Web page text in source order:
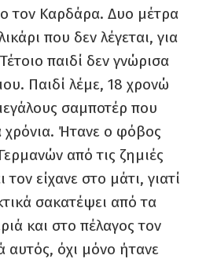
τον Καρδάρα. Δυο μέτρα
που δεν λέγεται, για
παιδί δεν γνώρισα
Παιδί λέμε, 18 χρονώ
σαμποτέρ που
χρόνια. Ήτανε ο φόβος
από τις ζημιές
είχανε στο μάτι, γιατί
σακατέψει από τα
και στο πέλαγος τον
αυτός, όχι μόνο ήτανε